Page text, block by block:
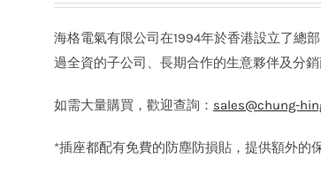
海格電氣有限公司在1994年於香港設立了總
過全資的子公司、長期合作的生意夥伴及分銷
如需大量購買，歡迎查詢： sales@chung-
*插座都配有免費的防塵防損貼，提供額外的保